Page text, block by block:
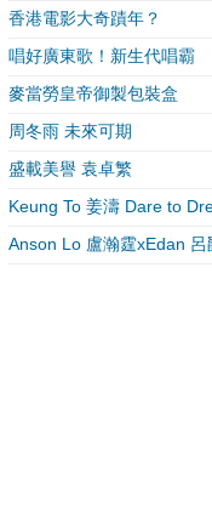
香港電影大奇蹟年？
唱好廣東歌！新生代唱霸
麥當勞皇帝御製包裝盒
周冬雨 未來可期
盛載美譽 袁卓繁
Keung To 姜濤 Dare to
Anson Lo 盧瀚霆xEdan